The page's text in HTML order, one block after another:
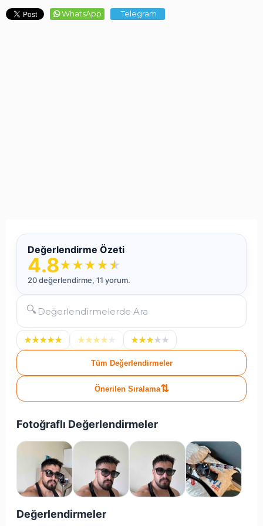
Marka
Ray-Ban
Model
2140
WhatsApp Telegram
Değerlendirme Özeti
4.8★★★★★
20 değerlendirme, 11 yorum.
🔍
★★★★★ ★★★★ ★★★★★
Tüm Değerlendirmeler
Önerilen Sıralama⇅
Fotoğraflı Değerlendirmeler
Değerlendirmeler